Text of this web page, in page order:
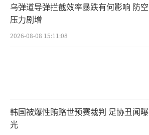
乌弹道导弹拦截效率暴跌有何影响 防空
压力剧增
2026-08-08 15:11:08
韩国被爆性贿赂世预赛裁判 足协丑闻曝
光